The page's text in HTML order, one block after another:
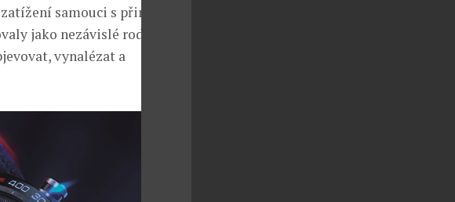
samouci s přirozenou
jako nezávislé rodinné
vynalézat a